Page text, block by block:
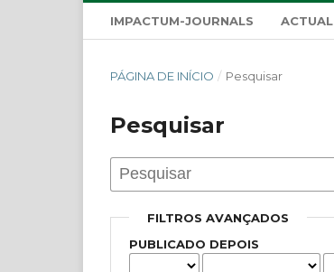
IMPACTUM-JOURNALS ACTUAL
PÁGINA DE INÍCIO / Pesquisar
Pesquisar
FILTROS AVANÇADOS
PUBLICADO DEPOIS